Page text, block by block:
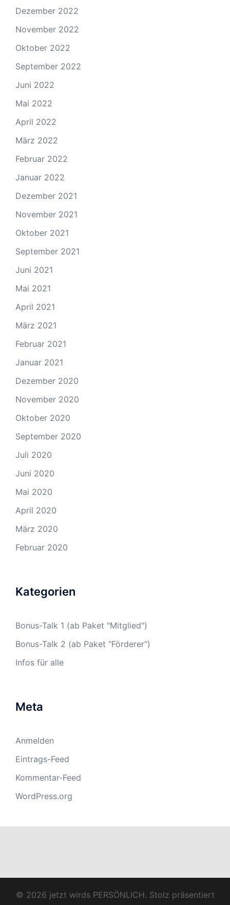
Dezember 2022
November 2022
Oktober 2022
September 2022
Juni 2022
Mai 2022
April 2022
März 2022
Februar 2022
Januar 2022
Dezember 2021
November 2021
Oktober 2021
September 2021
Juni 2021
Mai 2021
April 2021
März 2021
Februar 2021
Januar 2021
Dezember 2020
November 2020
Oktober 2020
September 2020
Juli 2020
Juni 2020
Mai 2020
April 2020
März 2020
Februar 2020
Kategorien
Bonus-Talk 1 (ab Paket "Mitglied")
Bonus-Talk 2 (ab Paket "Förderer")
Infos für alle
Meta
Anmelden
Eintrags-Feed
Kommentar-Feed
WordPress.org
© 2026 jetzt wirds PERSÖNLICH. Stolz präsentiert